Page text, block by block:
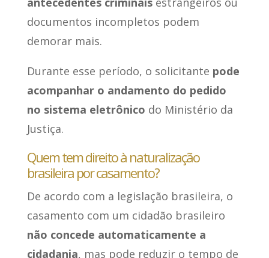
documentos incompletos podem
demorar mais.
Durante esse período, o solicitante pode
acompanhar o andamento do pedido
no sistema eletrônico do Ministério da
Justiça.
Quem tem direito à naturalização
brasileira por casamento?
De acordo com a legislação brasileira, o
casamento com um cidadão brasileiro
não concede automaticamente a
cidadania, mas pode reduzir o tempo de